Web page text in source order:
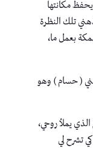
مكانتها
تلك النظرة
بعمل ما،
( حسام ) وهو
يملأ روحي،
تشرح لي